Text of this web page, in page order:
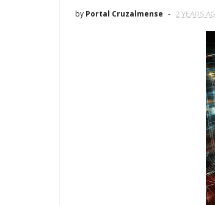
by Portal Cruzalmense 2 YEARS